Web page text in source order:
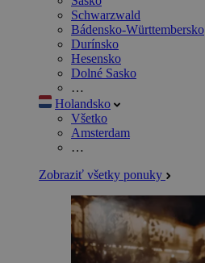
Schwarzwald
Bádensko-Württembersko
Durínsko
Hesensko
Dolné Sasko
…
Holandsko
Všetko
Amsterdam
…
Zobraziť všetky ponuky